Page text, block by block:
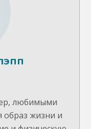
любимыми
образ жизни и